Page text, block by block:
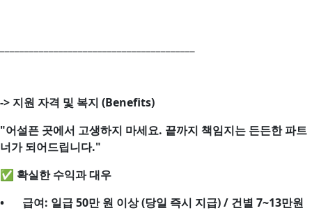
-> 지원 자격 및 복지 (Benefits)
"어설픈 곳에서 고생하지 마세요. 끝까지 책임지는 든든한 파트
너가 되어드립니다."
✅ 확실한 수익과 대우
•
급여: 일급 50만 원 이상 (당일 즉시 지급) / 건별 7~13만원